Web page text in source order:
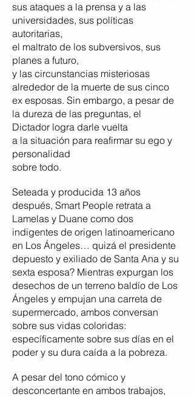
sus ataques a la prensa y a las
universidades, sus políticas
autoritarias,
el maltrato de los subversivos, sus
planes a futuro,
y las circunstancias misteriosas
alrededor de la muerte de sus cinco
ex esposas. Sin embargo, a pesar de
la dureza de las preguntas, el
Dictador logra darle vuelta
a la situación para reafirmar su ego y
personalidad
sobre todo.
Seteada y producida 13 años
después, Smart People retrata a
Lamelas y Duane como dos
indigentes de origen latinoamericano
en Los Ángeles… quizá el presidente
depuesto y exiliado de Santa Ana y su
sexta esposa? Mientras expurgan los
desechos de un terreno baldío de Los
Ángeles y empujan una carreta de
supermercado, ambos conversan
sobre sus vidas coloridas:
específicamente sobre sus días en el
poder y su dura caída a la pobreza.
A pesar del tono cómico y
desconcertante en ambos trabajos,